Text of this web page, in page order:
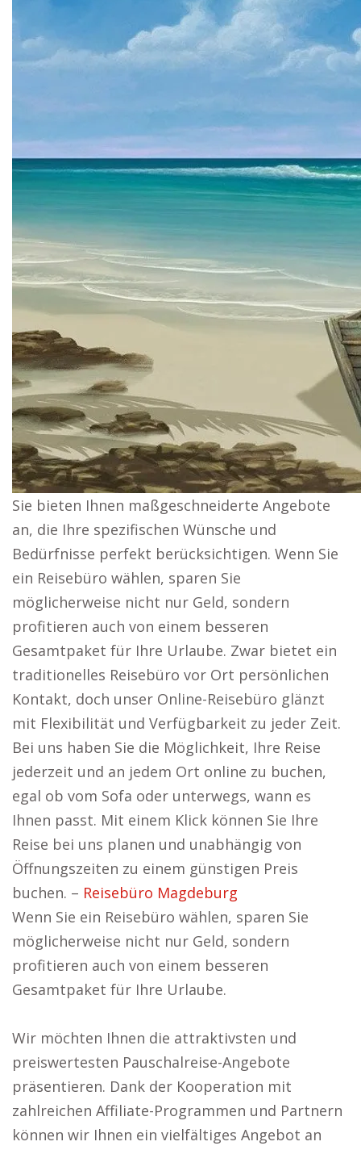
Sie bieten Ihnen maßgeschneiderte Angebote
an, die Ihre spezifischen Wünsche und
Bedürfnisse perfekt berücksichtigen. Wenn Sie
ein Reisebüro wählen, sparen Sie
möglicherweise nicht nur Geld, sondern
profitieren auch von einem besseren
Gesamtpaket für Ihre Urlaube. Zwar bietet ein
traditionelles Reisebüro vor Ort persönlichen
Kontakt, doch unser Online-Reisebüro glänzt
mit Flexibilität und Verfügbarkeit zu jeder Zeit.
Bei uns haben Sie die Möglichkeit, Ihre Reise
jederzeit und an jedem Ort online zu buchen,
egal ob vom Sofa oder unterwegs, wann es
Ihnen passt. Mit einem Klick können Sie Ihre
Reise bei uns planen und unabhängig von
Öffnungszeiten zu einem günstigen Preis
buchen. – Reisebüro Magdeburg
Wenn Sie ein Reisebüro wählen, sparen Sie
möglicherweise nicht nur Geld, sondern
profitieren auch von einem besseren
Gesamtpaket für Ihre Urlaube.
Wir möchten Ihnen die attraktivsten und
preiswertesten Pauschalreise-Angebote
präsentieren. Dank der Kooperation mit
zahlreichen Affiliate-Programmen und Partnern
können wir Ihnen ein vielfältiges Angebot an